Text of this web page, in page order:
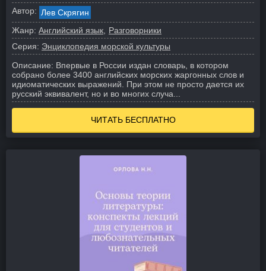
Автор: Лев Скрягин
Жанр: Английский язык
Разговорники
Серия: Энциклопедия морской культуры
Описание: Впервые в России издан словарь, в котором
собрано более 3400 английских морских жаргонных слов и
идиоматических выражений. При этом не просто дается их
русский эквивалент, но и во многих случа...
ЧИТАТЬ БЕСПЛАТНО